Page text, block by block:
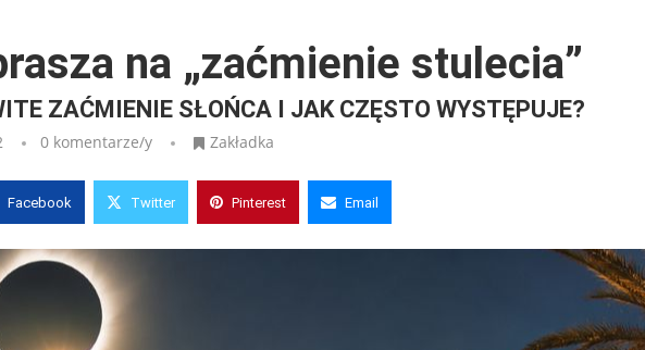
na „zaćmienie stulecia”
ZAĆMIENIE SŁOŃCA I JAK CZĘSTO WYSTĘPUJE?
0 komentarze/y Zakładka
Facebook Twitter Pinterest Email